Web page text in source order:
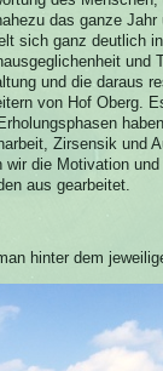
das ganze
sich ganz deutlich
und
und die daraus
von Hof Oberg.
Zirsensik und
die Motivation
aus gearbeitet.
hinter dem